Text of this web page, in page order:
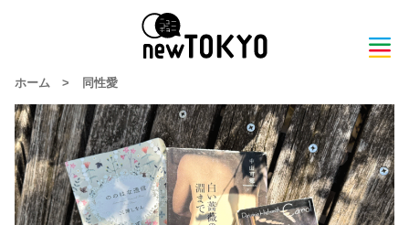
ホーム > 同性愛